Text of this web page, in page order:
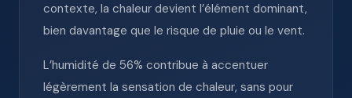
contexte, la chaleur devient l’élément dominant,
bien davantage que le risque de pluie ou le vent.
L’humidité de 56% contribue à accentuer
légèrement la sensation de chaleur, sans pour